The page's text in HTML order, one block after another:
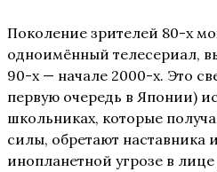
Поколение зрителей 80-х
одноимённый телесериал,
90-х — начале 2000-х. Это
первую очередь в Японии)
школьниках, которые
силы, обретают наставника
инопланетной угрозе в